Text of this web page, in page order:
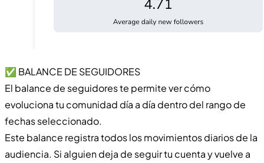
✅ BALANCE DE SEGUIDORES
El balance de seguidores te permite ver cómo
evoluciona tu comunidad día a día dentro del rango de
fechas seleccionado.
Este balance registra todos los movimientos diarios de la
audiencia. Si alguien deja de seguir tu cuenta y vuelve a